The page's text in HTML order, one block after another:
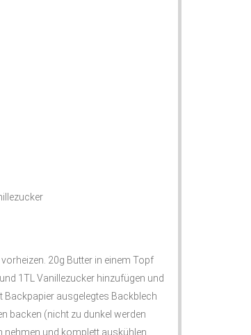
20g Butter in einem Topf
1TL Vanillezucker hinzufügen und
Backpapier ausgelegtes Backblech
backen (nicht zu dunkel werden
nehmen und komplett auskühlen